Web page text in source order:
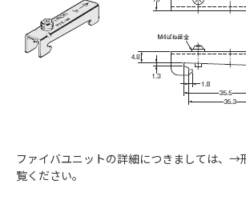
ファイバユニットの詳細につきましては、→
覧ください。